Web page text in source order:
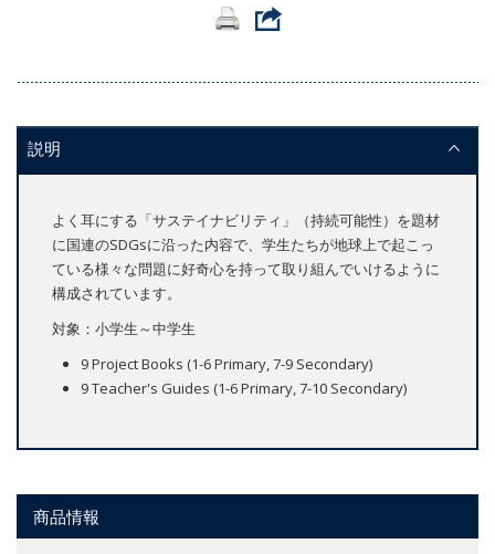
説明
よく耳にする「サステイナビリティ」（持続可能性）を題材
に国連のSDGsに沿った内容で、学生たちが地球上で起こっ
ている様々な問題に好奇心を持って取り組んでいけるように
構成されています。
対象：小学生～中学生
9 Project Books (1-6 Primary, 7-9 Secondary)
9 Teacher's Guides (1-6 Primary, 7-10 Secondary)
商品情報